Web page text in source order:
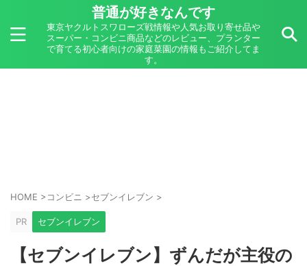
普通が好きなんです
東京ヤクルトスワローズ戦情報や人気お取り寄せ品や
スーパー・コンビニ商品などのレビュー、プランター
で育てる初心者向けの家庭菜園の情報もご紹介してま
す。
HOME >コンビニ >セブンイレブン >
PR セブンイレブン
【セブンイレブン】ずんだが主役の